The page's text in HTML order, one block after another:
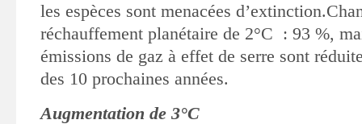
les espèces sont menacées
réchauffement planétaire de 2°C : 93 %,
émissions de gaz à effet de serre sont
des 10 prochaines années.
Augmentation de 3°C